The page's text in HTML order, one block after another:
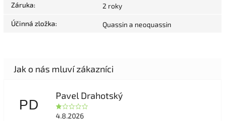
Záruka: 2 roky
Účinná zložka: Quassin a neoquassin
PD
Pavel Drahotský
4.8.2026